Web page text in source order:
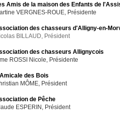
Amis de la maison des Enfants de
VERGNES-ROUE, Présidente
des chasseurs d'Alligny-en-
BILLAUD, Président
des chasseurs Allignycois
ROSSI Nicole, Présidente
des Bois
MÔME, Président
de Pêche
ESPERIN, Président